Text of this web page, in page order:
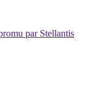
par Stellantis